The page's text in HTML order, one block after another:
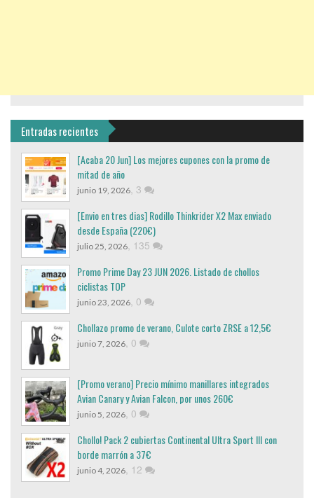
Entradas recientes
[Acaba 20 Jun] Los mejores cupones con la promo de
mitad de año
junio 19, 2026, 3
[Envio en tres dias] Rodillo Thinkrider X2 Max enviado
desde España (220€)
julio 25, 2026, 135
Promo Prime Day 23 JUN 2026. Listado de chollos
ciclistas TOP
junio 23, 2026, 0
Chollazo promo de verano, Culote corto ZRSE a 12,5€
junio 7, 2026, 0
[Promo verano] Precio mínimo manillares integrados
Avian Canary y Avian Falcon, por unos 260€
junio 5, 2026, 0
Chollo! Pack 2 cubiertas Continental Ultra Sport III con
borde marrón a 37€
junio 4, 2026, 12